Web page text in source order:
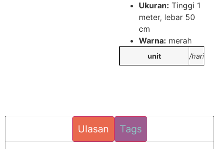
Ukuran: Tinggi 1
meter, lebar 50
cm
Warna: merah
unit /hari
Ulasan Tags